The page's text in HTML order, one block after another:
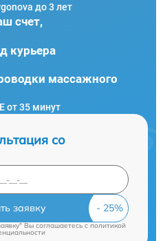
до 3 лет
счет,
курьера
массажного
от 35 минут
со
заявку
Вы соглашаетесь cполитикой